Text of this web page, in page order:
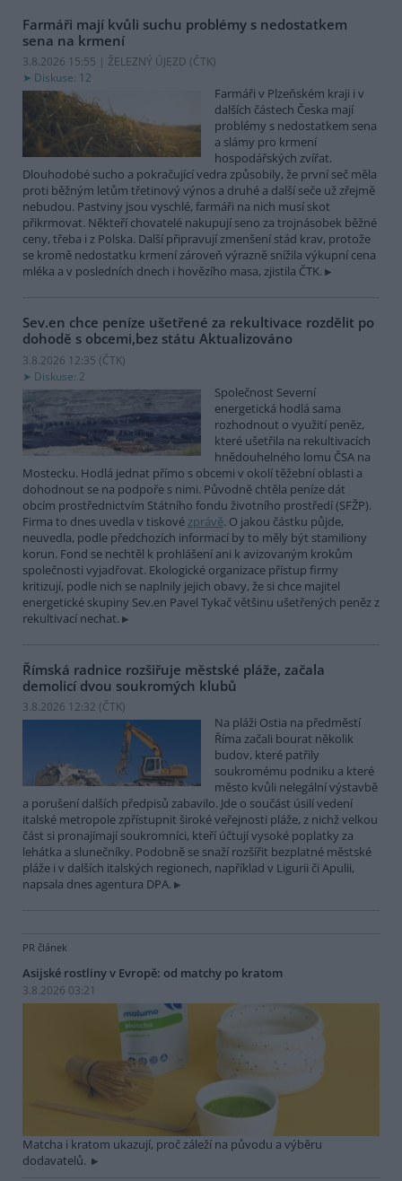
Farmáři mají kvůli suchu problémy s nedostatkem
sena na krmení
3.8.2026 15:55 | ŽELEZNÝ ÚJEZD (ČTK)
Diskuse: 12
Farmáři v Plzeňském kraji i v
dalších částech Česka mají
problémy s nedostatkem sena
a slámy pro krmení
hospodářských zvířat.
Dlouhodobé sucho a pokračující vedra způsobily, že první seč měla
proti běžným letům třetinový výnos a druhé a další seče už zřejmě
nebudou. Pastviny jsou vyschlé, farmáři na nich musí skot
přikrmovat. Někteří chovatelé nakupují seno za trojnásobek běžné
ceny, třeba i z Polska. Další připravují zmenšení stád krav, protože
se kromě nedostatku krmení zároveň výrazně snížila výkupní cena
mléka a v posledních dnech i hovězího masa, zjistila ČTK.
Sev.en chce peníze ušetřené za rekultivace rozdělit po
dohodě s obcemi,bez státu Aktualizováno
3.8.2026 12:35 (ČTK)
Diskuse: 2
Společnost Severní
energetická hodlá sama
rozhodnout o využití peněz,
které ušetřila na rekultivacích
hnědouhelného lomu ČSA na
Mostecku. Hodlá jednat přímo s obcemi v okolí těžební oblasti a
dohodnout se na podpoře s nimi. Původně chtěla peníze dát
obcím prostřednictvím Státního fondu životního prostředí (SFŽP).
Firma to dnes uvedla v tiskovézprávě. O jakou částku půjde,
neuvedla, podle předchozích informací by to měly být stamiliony
korun. Fond se nechtěl k prohlášení ani k avizovaným krokům
společnosti vyjadřovat. Ekologické organizace přístup firmy
kritizují, podle nich se naplnily jejich obavy, že si chce majitel
energetické skupiny Sev.en Pavel Tykač většinu ušetřených peněz z
rekultivací nechat.
Římská radnice rozšiřuje městské pláže, začala
demolicí dvou soukromých klubů
3.8.2026 12:32 (ČTK)
Na pláži Ostia na předměstí
Říma začali bourat několik
budov, které patřily
soukromému podniku a které
město kvůli nelegální výstavbě
a porušení dalších předpisů zabavilo. Jde o součást úsilí vedení
italské metropole zpřístupnit široké veřejnosti pláže, z nichž velkou
část si pronajímají soukromníci, kteří účtují vysoké poplatky za
lehátka a slunečníky. Podobně se snaží rozšířit bezplatné městské
pláže i v dalších italských regionech, například v Ligurii či Apulii,
napsala dnes agentura DPA.
PR článek
Asijské rostliny v Evropě: od matchy po kratom
3.8.2026 03:21
Matcha i kratom ukazují, proč záleží na původu a výběru
dodavatelů.